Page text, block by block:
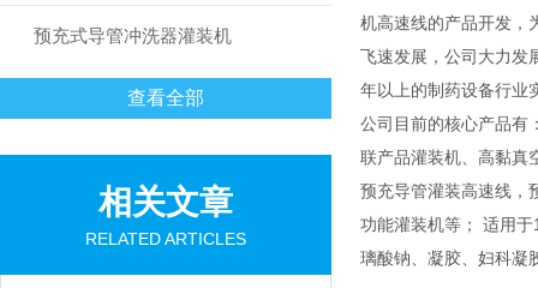
预充式导管冲洗器灌装机
查看全部
相关文章
RELATED ARTICLES
机高速线的产品开发，
飞速发展，公司大力发
年以上的制药设备行业
公司目前的核心产品有
联产品灌装机、高黏真
预充导管灌装高速线，
功能灌装机等； 适用
璃酸钠、凝胶、妇科凝